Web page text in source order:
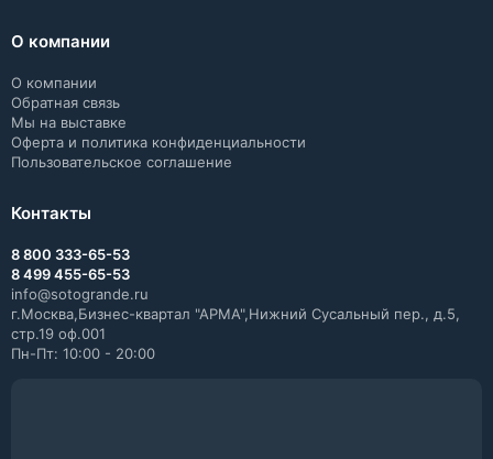
О компании
О компании
Обратная связь
Мы на выставке
Оферта и политика конфиденциальности
Пользовательское соглашение
Контакты
8 800 333-65-53
8 499 455-65-53
info@sotogrande.ru
г.Москва,Бизнес-квартал "АРМА",Нижний Сусальный пер., д.5,
стр.19 оф.001
Пн-Пт: 10:00 - 20:00